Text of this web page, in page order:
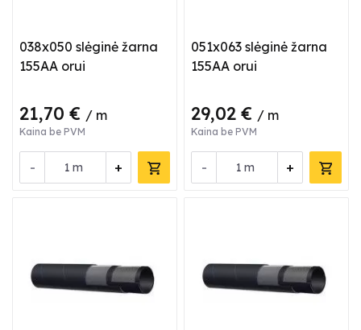
038x050 slėginė žarna
155AA orui
21,70 € / m
Kaina be PVM
- +
m
051x063 slėginė žarna
155AA orui
29,02 € / m
Kaina be PVM
- +
m